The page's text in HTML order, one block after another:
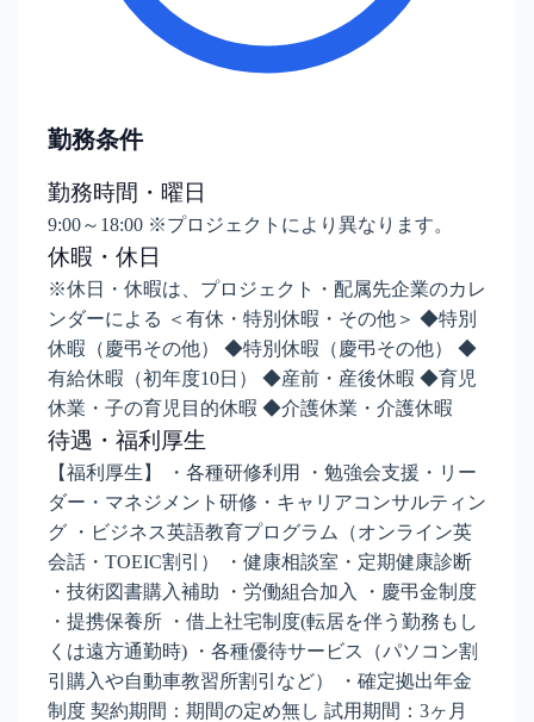
勤務条件
勤務時間・曜日
9:00～18:00 ※プロジェクトにより異なります。
休暇・休日
※休日・休暇は、プロジェクト・配属先企業のカレ
ンダーによる ＜有休・特別休暇・その他＞ ◆特別
休暇（慶弔その他） ◆特別休暇（慶弔その他） ◆
有給休暇（初年度10日） ◆産前・産後休暇 ◆育児
休業・子の育児目的休暇 ◆介護休業・介護休暇
待遇・福利厚生
【福利厚生】 ・各種研修利用 ・勉強会支援・リー
ダー・マネジメント研修・キャリアコンサルティン
グ ・ビジネス英語教育プログラム（オンライン英
会話・TOEIC割引） ・健康相談室・定期健康診断
・技術図書購入補助 ・労働組合加入 ・慶弔金制度
・提携保養所 ・借上社宅制度(転居を伴う勤務もし
くは遠方通勤時) ・各種優待サービス（パソコン割
引購入や自動車教習所割引など） ・確定拠出年金
制度 契約期間：期間の定め無し 試用期間：3ヶ月